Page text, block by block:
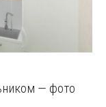
— фото